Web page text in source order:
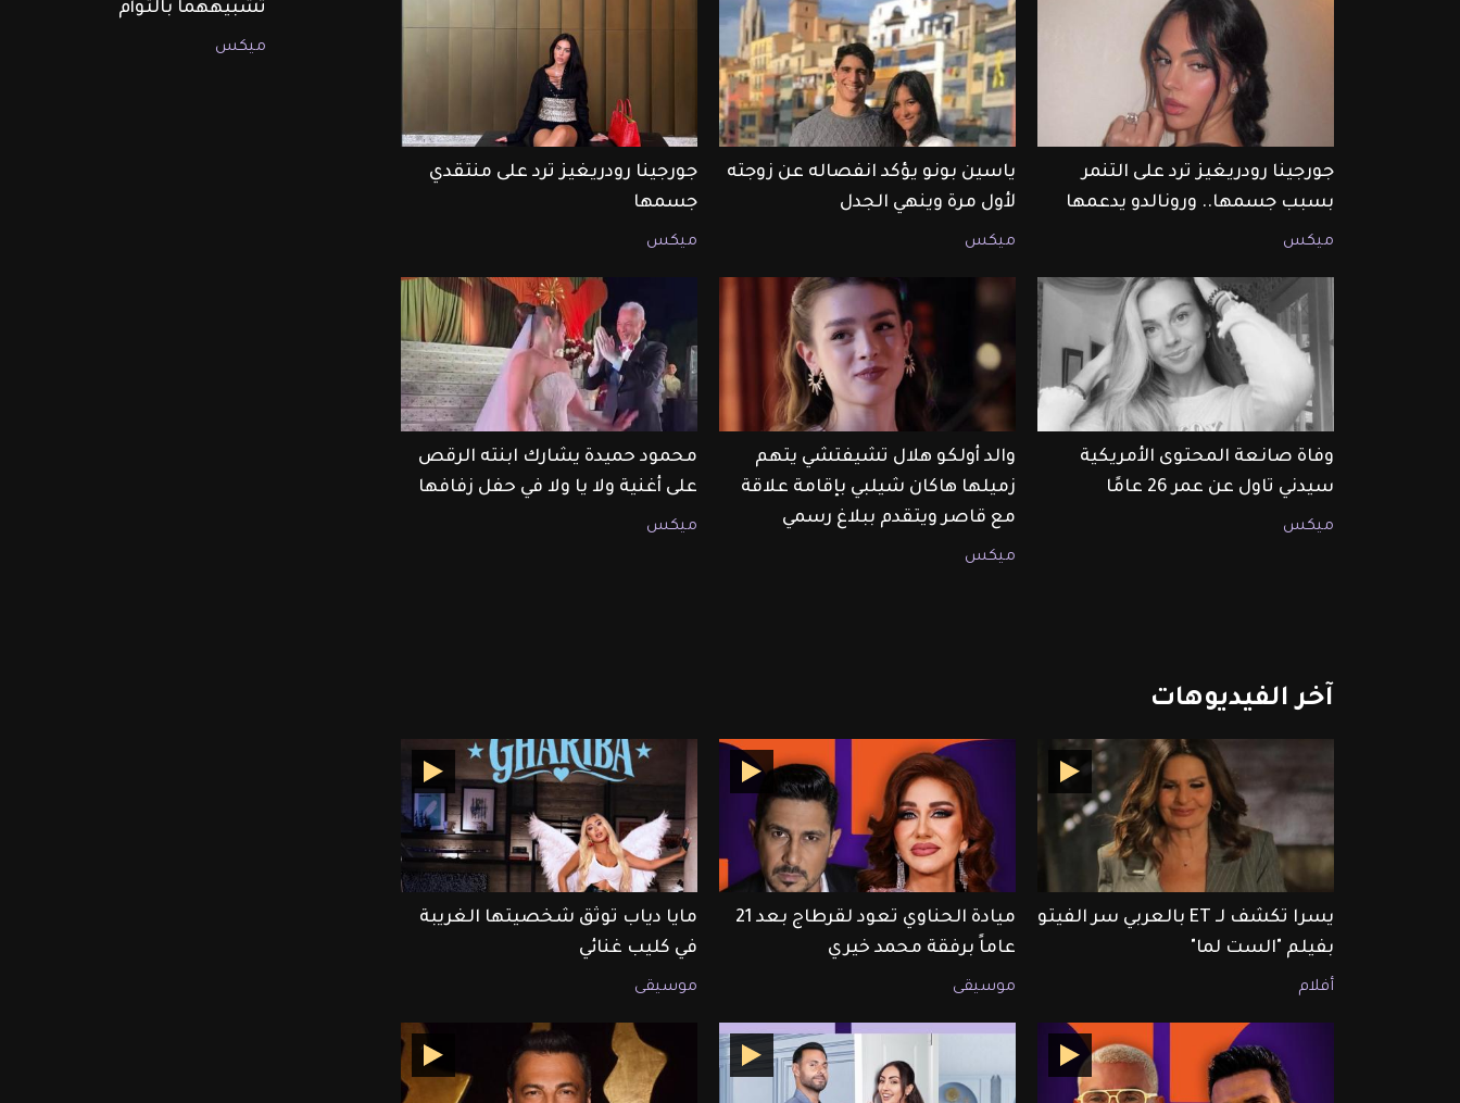
جورجينا رودريغيز ترد على التنمر
بسبب جسمها.. ورونالدو يدعمها
ميكس
ياسين بونو يؤكد انفصاله عن زوجته
لأول مرة وينهي الجدل
ميكس
جورجينا رودريغيز ترد على منتقدي
جسمها
ميكس
وفاة صانعة المحتوى الأمريكية
سيدني تاول عن عمر 26 عامًا
ميكس
والد أولكو هلال تشيفتشي يتهم
زميلها هاكان شيلبي بإقامة علاقة
مع قاصر ويتقدم ببلاغ رسمي
ميكس
محمود حميدة يشارك ابنته الرقص
على أغنية ولا يا ولا في حفل زفافها
ميكس
آخر الفيديوهات
يسرا تكشف لـ ET بالعربي سر الفيتو
بفيلم "الست لما"
أفلام
ميادة الحناوي تعود لقرطاج بعد 21
عاماً برفقة محمد خيري
موسيقى
مايا دياب توثق شخصيتها الغريبة
في كليب غنائي
موسيقى
تشبيههما بالتوأم
ميكس